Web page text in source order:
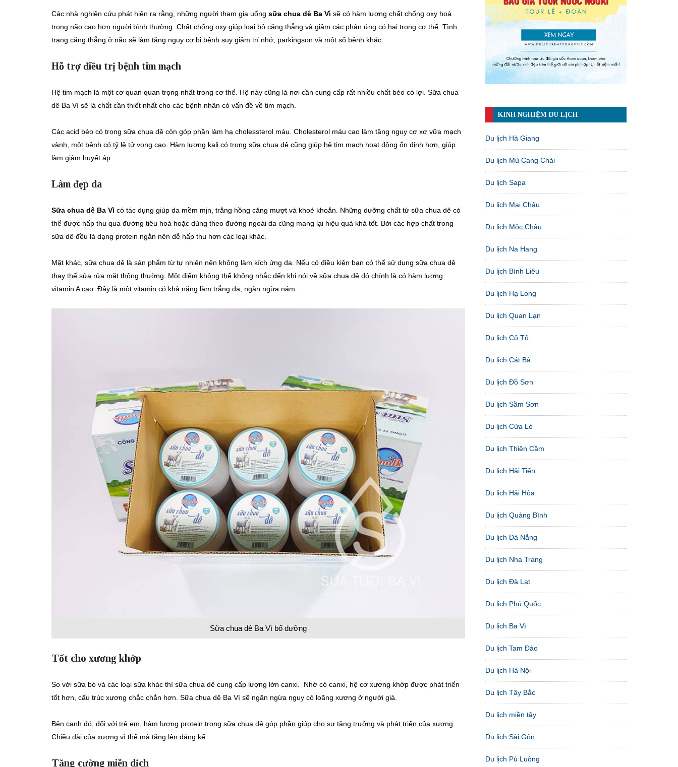
Các nhà nghiên cứu phát hiện ra rằng, những người tham gia uống sữa chua dê Ba Vì sẽ có hàm lượng chất chống oxy hoá
trong não cao hơn người bình thường. Chất chống oxy giúp loại bỏ căng thẳng và giảm các phản ứng có hại trong cơ thể. Tình
trạng căng thẳng ở não sẽ làm tăng nguy cơ bị bệnh suy giảm trí nhớ, parkingson và một số bệnh khác.
Hỗ trợ điều trị bệnh tim mạch
Hệ tim mạch là một cơ quan quan trọng nhất trong cơ thể. Hệ này cũng là nơi cần cung cấp rất nhiều chất béo có lợi. Sữa chua
dê Ba Vì sẽ là chất cần thiết nhất cho các bệnh nhân có vấn đề về tim mạch.
Các acid béo có trong sữa chua dê còn góp phần làm hạ cholessterol máu. Cholesterol máu cao làm tăng nguy cơ xơ vữa mạch
vành, một bệnh có tỷ lệ tử vong cao. Hàm lượng kali có trong sữa chua dê cũng giúp hệ tim mạch hoạt động ổn định hơn, giúp
làm giảm huyết áp.
Làm đẹp da
Sữa chua dê Ba Vì có tác dụng giúp da mềm mịn, trắng hồng căng mượt và khoẻ khoắn. Những dưỡng chất từ sữa chua dê có
thể được hấp thu qua đường tiêu hoá hoặc dùng theo đường ngoài da cũng mang lại hiệu quả khá tốt. Bởi các hợp chất trong
sữa dê đều là dạng protein ngắn nên dễ hấp thu hơn các loại khác.
Mặt khác, sữa chua dê là sản phẩm từ tự nhiên nên không làm kích ứng da. Nếu có điều kiện bạn có thể sử dụng sữa chua dê
thay thế sửa rửa mặt thông thường. Một điểm không thể không nhắc đến khi nói về sữa chua dê đó chính là có hàm lượng
vitamin A cao. Đây là một vitamin có khả năng làm trắng da, ngăn ngừa nám.
Sữa chua dê Ba Vì bổ dưỡng
Tốt cho xương khớp
So với sữa bò và các loại sữa khác thì sữa chua dê cung cấp lượng lớn canxi. Nhờ có canxi, hệ cơ xương khớp được phát triển
tốt hơn, cấu trúc xương chắc chắn hơn. Sữa chua dê Ba Vì sẽ ngăn ngừa nguy có loãng xương ở người già.
Bên cạnh đó, đối với trẻ em, hàm lượng protein trong sữa chua dê góp phần giúp cho sự tăng trưởng và phát triển của xương.
Chiều dài của xương vì thế mà tăng lên đáng kể.
Tăng cường miễn dịch
KINH NGHIỆM DU LỊCH
Du lịch Hà Giang
Du lịch Mù Cang Chải
Du lịch Sapa
Du lịch Mai Châu
Du lịch Mộc Châu
Du lịch Na Hang
Du lịch Bình Liêu
Du lịch Hạ Long
Du lịch Quan Lạn
Du lịch Cô Tô
Du lịch Cát Bà
Du lịch Đồ Sơn
Du lịch Sầm Sơn
Du lịch Cửa Lò
Du lịch Thiên Cầm
Du lịch Hải Tiến
Du lịch Hải Hòa
Du lịch Quảng Bình
Du lịch Đà Nẵng
Du lịch Nha Trang
Du lịch Đà Lạt
Du lịch Phú Quốc
Du lịch Ba Vì
Du lịch Tam Đảo
Du lịch Hà Nội
Du lịch Tây Bắc
Du lịch miền tây
Du lịch Sài Gòn
Du lịch Pù Luông